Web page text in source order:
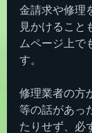
金請求や修理
見かけること
ムページ上で
す。
修理業者の方
等の話があっ
たりせず、必